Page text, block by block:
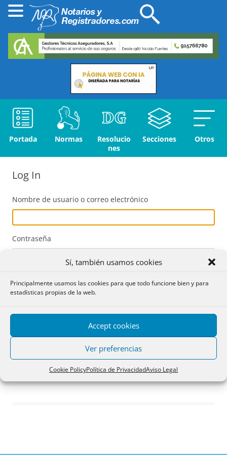
Sí, también usamos cookies
Principalmente usamos las cookies para que todo funcione bien y para
estadísticas propias de la web.
Accept cookies
Ver preferencias
Cookie PolicyPolítica de PrivacidadAviso Legal
Portada Normas
Resolucio
nes
Secciones Otros
Log In
Nombre de usuario o correo electrónico
Contraseña
Acceder
Registro
¿Has olvidado tu contraseña?